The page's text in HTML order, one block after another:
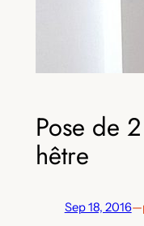
Pose de
hêtre
Sep 18, 2016—